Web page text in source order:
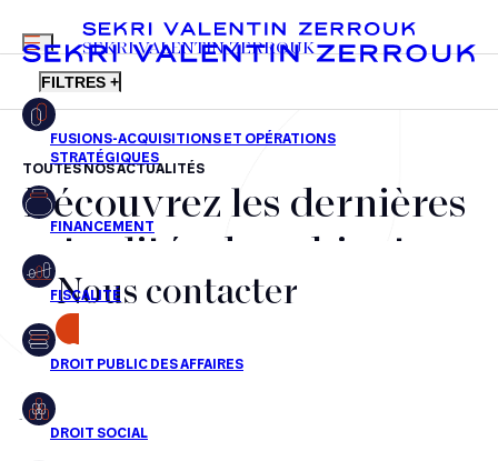
FR EN
MENU
SEKRI VALENTIN ZERROUK
FILTRES +
Fusions-acquisitions et opérations stratégiques
Financement
Fiscalité
Droit public des affaires
Droit social
TOUTES NOS ACTUALITÉS
Découvrez les dernières
actualités du cabinet,
nos récompenses et nos
transactions, jour après
jour
Nous contacter